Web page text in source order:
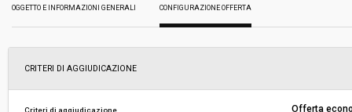
20/06/2018 14:07
Svolgimento:
Responsabile attuale: COMUNE DI RIPARBELLA - Area Contabile
OGGETTO E INFORMAZIONI GENERALI CONFIGURAZIONE OFFERTA
CRITERI DI AGGIUDICAZIONE
Criteri di aggiudicazione Offerta